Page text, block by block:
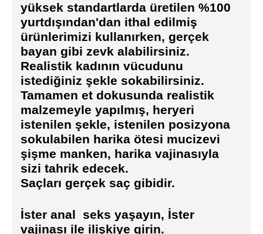
yüksek standartlarda üretilen %100
yurtdışından'dan ithal edilmiş
ürünlerimizi kullanırken, gerçek
bayan gibi zevk alabilirsiniz.
Realistik kadının vücudunu
istediğiniz şekle sokabilirsiniz.
Tamamen et dokusunda realistik
malzemeyle yapılmış, heryeri
istenilen şekle, istenilen posizyona
sokulabilen harika ötesi mucizevi
şişme manken, harika vajinasıyla
sizi tahrik edecek.
Saçları gerçek saç gibidir.
İster anal seks yaşayın, İster
vajinası ile ilişkiye girin.